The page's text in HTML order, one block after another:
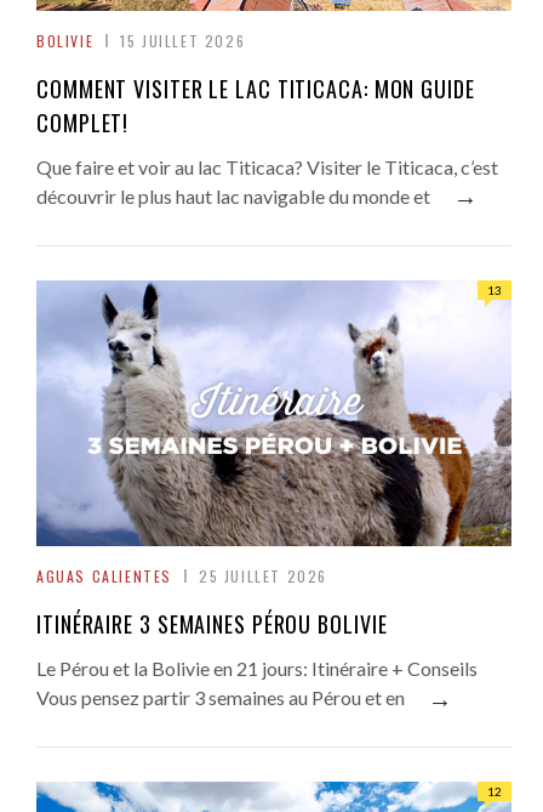
BOLIVIE 15 JUILLET 2026
COMMENT VISITER LE LAC TITICACA: MON GUIDE
COMPLET!
Que faire et voir au lac Titicaca? Visiter le Titicaca, c’est
découvrir le plus haut lac navigable du monde et
→
13
AGUAS CALIENTES 25 JUILLET 2026
ITINÉRAIRE 3 SEMAINES PÉROU BOLIVIE
Le Pérou et la Bolivie en 21 jours: Itinéraire + Conseils
Vous pensez partir 3 semaines au Pérou et en
→
12